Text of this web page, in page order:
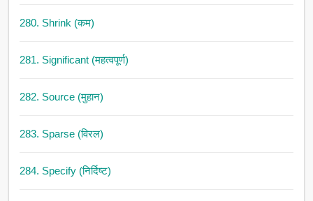
280. Shrink (कम)
281. Significant (महत्वपूर्ण)
282. Source (मुहान)
283. Sparse (विरल)
284. Specify (निर्दिष्ट)